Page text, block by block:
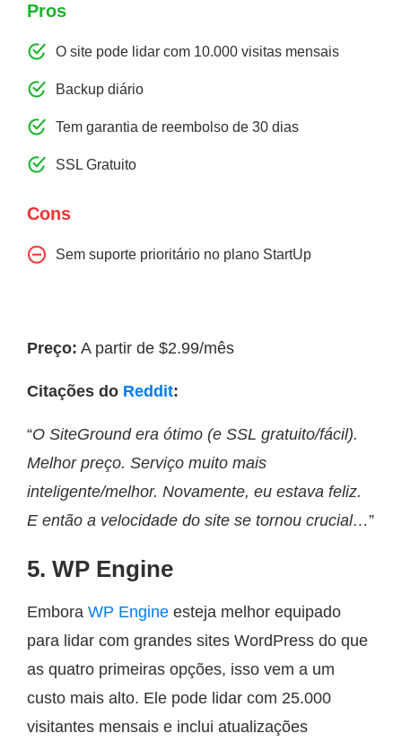
Pros
O site pode lidar com 10.000 visitas mensais
Backup diário
Tem garantia de reembolso de 30 dias
SSL Gratuito
Cons
Sem suporte prioritário no plano StartUp
Preço: A partir de $2.99/mês
Citações do Reddit:
“O SiteGround era ótimo (e SSL gratuito/fácil).
Melhor preço. Serviço muito mais
inteligente/melhor. Novamente, eu estava feliz.
E então a velocidade do site se tornou crucial…”
5. WP Engine
Embora WP Engine esteja melhor equipado
para lidar com grandes sites WordPress do que
as quatro primeiras opções, isso vem a um
custo mais alto. Ele pode lidar com 25.000
visitantes mensais e inclui atualizações